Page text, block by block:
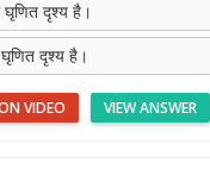
दृश्य है।
घृणित दृश्य है।
VIEW ANSWER
VIDEO